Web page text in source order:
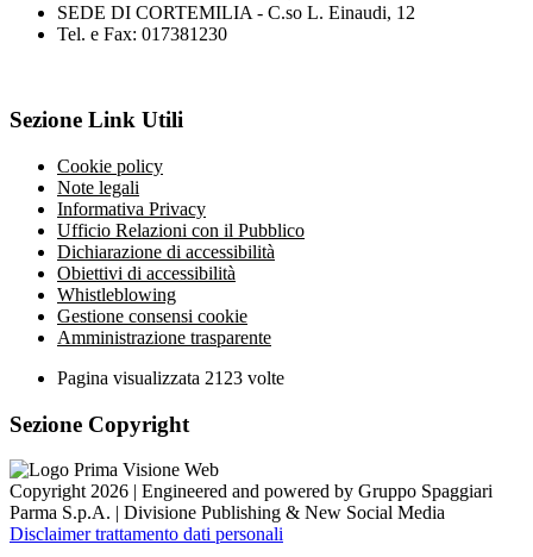
SEDE DI CORTEMILIA - C.so L. Einaudi, 12
Tel. e Fax: 017381230
Sezione Link Utili
Cookie policy
Note legali
Informativa Privacy
Ufficio Relazioni con il Pubblico
Dichiarazione di accessibilità
Obiettivi di accessibilità
Whistleblowing
Gestione consensi cookie
Amministrazione trasparente
Pagina visualizzata 2123 volte
Sezione Copyright
Copyright 2026 | Engineered and powered by Gruppo Spaggiari
Parma S.p.A. | Divisione Publishing & New Social Media
Disclaimer trattamento dati personali